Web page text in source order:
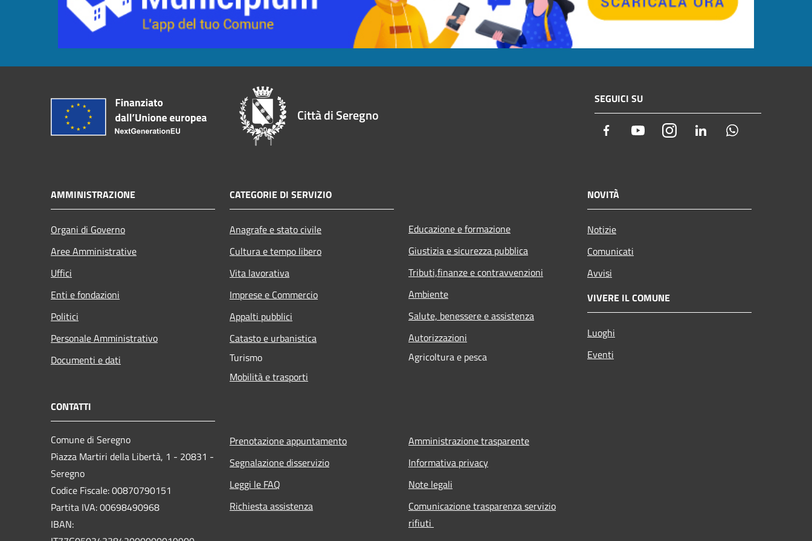
Città di Seregno
SEGUICI SU
Facebook YoutubeInstagramLinkedIn
AMMINISTRAZIONE
Organi di Governo
Aree Amministrative
Uffici
Enti e fondazioni
Politici
Personale Amministrativo
Documenti e dati
CATEGORIE DI SERVIZIO
Anagrafe e stato civile
Cultura e tempo libero
Vita lavorativa
Imprese e Commercio
Appalti pubblici
Catasto e urbanistica
Turismo
Mobilità e trasporti
Educazione e formazione
Giustizia e sicurezza pubblica
Tributi,finanze e contravvenzioni
Ambiente
Salute, benessere e assistenza
Autorizzazioni
Agricoltura e pesca
NOVITÀ
Notizie
Comunicati
Avvisi
VIVERE IL COMUNE
Luoghi
Eventi
CONTATTI
Comune di Seregno
Piazza Martiri della Libertà, 1 - 20831 -
Seregno
Codice Fiscale: 00870790151
Partita IVA: 00698490968
IBAN:
Prenotazione appuntamento
Segnalazione disservizio
Leggi le FAQ
Richiesta assistenza
Amministrazione trasparente
Informativa privacy
Note legali
Comunicazione trasparenza servizio
rifiuti